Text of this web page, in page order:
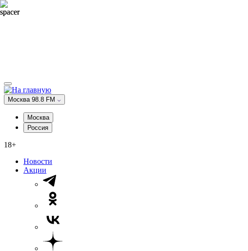
Москва 98.8 FM
Москва
Россия
18+
Новости
Акции